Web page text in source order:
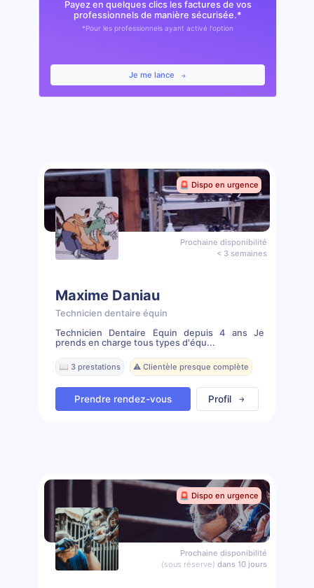
Payez en quelques clics les factures de vos
professionnels de manière sécurisée.*
*Pour les professionnels ayant activé l'option
Je me lance
🚨 Dispo en urgence
Prochaine disponibilité
< 3 semaines
Maxime Daniau
Technicien dentaire équin
Technicien Dentaire Équin depuis 4 ans Je
prends en charge tous types d'équ...
📖 3 prestations ⚠️ Clientèle presque complète
Prendre rendez-vous Profil
🚨 Dispo en urgence
Prochaine disponibilité
(sous réserve) dans 10 jours